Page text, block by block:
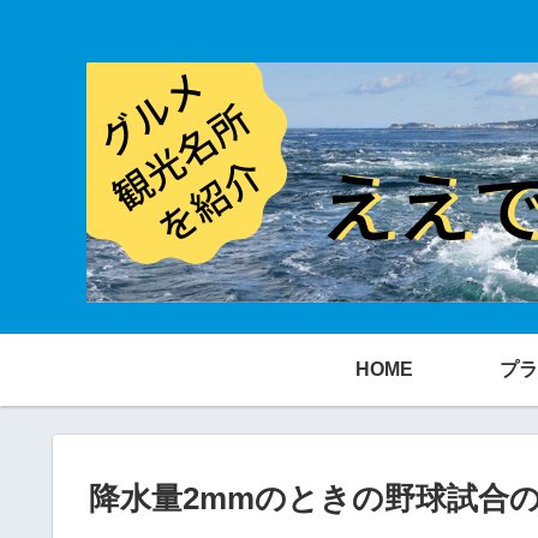
HOME プ
降水量2mmのときの野球試合